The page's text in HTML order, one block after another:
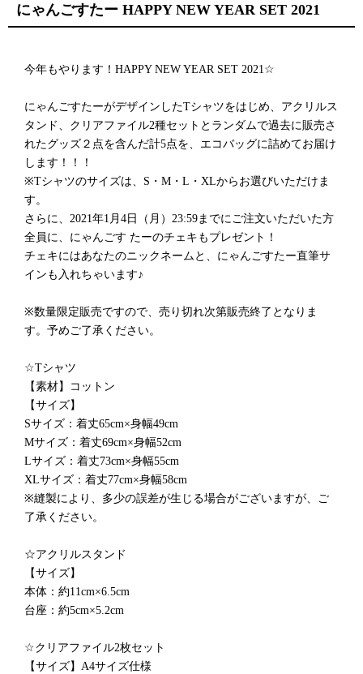
にゃんごすたー HAPPY NEW YEAR SET 2021
今年もやります！HAPPY NEW YEAR SET 2021☆
にゃんごすたーがデザインしたTシャツをはじめ、アクリルス
タンド、クリアファイル2種セットとランダムで過去に販売さ
れたグッズ２点を含んだ計5点を、エコバッグに詰めてお届け
します！！！
※Tシャツのサイズは、S・M・L・XLからお選びいただけま
す。
さらに、2021年1月4日（月）23:59までにご注文いただいた方
全員に、にゃんごす たーのチェキもプレゼント！
チェキにはあなたのニックネームと、にゃんごすたー直筆サ
インも入れちゃいます♪
※数量限定販売ですので、売り切れ次第販売終了となりま
す。予めご了承ください。
☆Tシャツ
【素材】コットン
【サイズ】
Sサイズ：着丈65cm×身幅49cm
Mサイズ：着丈69cm×身幅52cm
Lサイズ：着丈73cm×身幅55cm
XLサイズ：着丈77cm×身幅58cm
※縫製により、多少の誤差が生じる場合がございますが、ご
了承ください。
☆アクリルスタンド
【サイズ】
本体：約11cm×6.5cm
台座：約5cm×5.2cm
☆クリアファイル2枚セット
【サイズ】A4サイズ仕様